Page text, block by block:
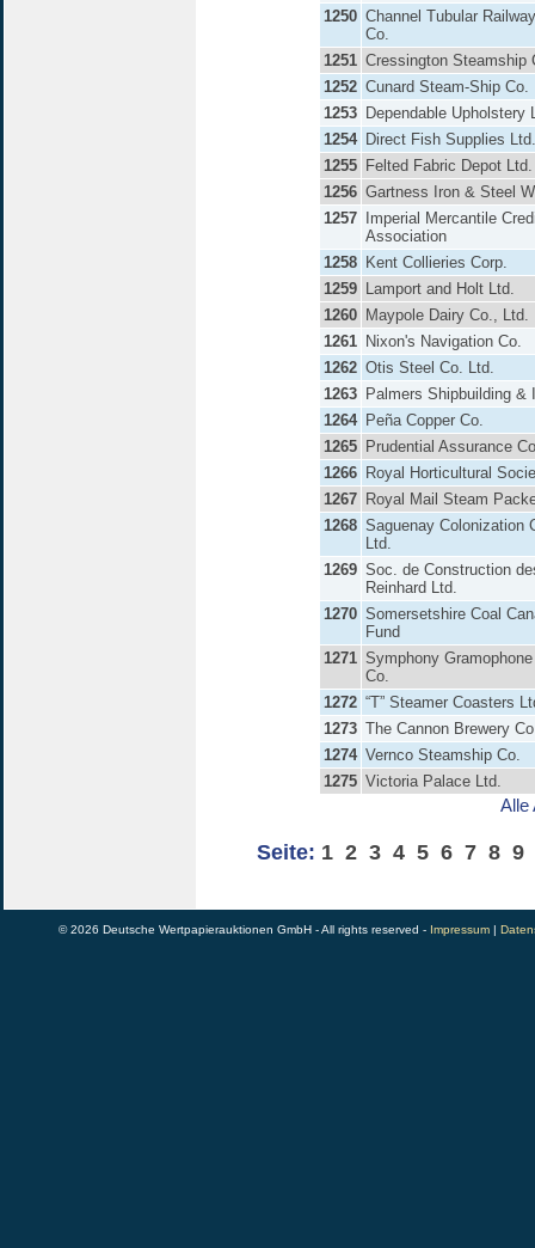
1250 Channel Tubular
Co.
1251 Cressington Steamship
1252 Cunard Steam-Ship Co.
1253 Dependable Upholstery
1254 Direct Fish Supplies Ltd.
1255 Felted Fabric Depot Ltd.
1256 Gartness Iron & Steel
1257
Imperial Mercantile
Association
1258 Kent Collieries Corp.
1259 Lamport and Holt Ltd.
1260 Maypole Dairy Co., Ltd.
1261 Nixon's Navigation Co.
1262 Otis Steel Co. Ltd.
1263 Palmers Shipbuilding &
1264 Peña Copper Co.
1265 Prudential Assurance
1266 Royal Horticultural
1267 Royal Mail Steam
1268 Saguenay Colonization
Ltd.
1269 Soc. de Construction
Reinhard Ltd.
1270 Somersetshire Coal
Fund
1271 Symphony
Co.
1272 “T” Steamer Coasters
1273 The Cannon Brewery
1274 Vernco Steamship Co.
1275 Victoria Palace Ltd.
Alle
Seite: 1 2 3 4 5 6 7 8 9
© 2026 Deutsche Wertpapierauktionen GmbH - All rights reserved - Impressum|